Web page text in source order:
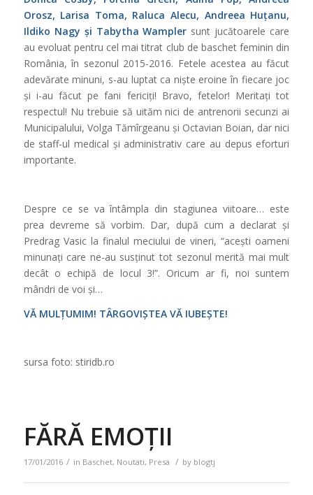
Orosz, Larisa Toma, Raluca Alecu, Andreea Huțanu,
Ildiko Nagy și Tabytha Wampler sunt jucătoarele care
au evoluat pentru cel mai titrat club de baschet feminin din
România, în sezonul 2015-2016. Fetele acestea au făcut
adevărate minuni, s-au luptat ca niște eroine în fiecare joc
și i-au făcut pe fani fericiți! Bravo, fetelor! Meritați tot
respectul! Nu trebuie să uităm nici de antrenorii secunzi ai
Municipalului, Volga Tămîrgeanu și Octavian Boian, dar nici
de staff-ul medical și administrativ care au depus eforturi
importante.
Despre ce se va întâmpla din stagiunea viitoare… este
prea devreme să vorbim. Dar, după cum a declarat și
Predrag Vasic la finalul meciului de vineri, “acești oameni
minunați care ne-au susținut tot sezonul merită mai mult
decât o echipă de locul 3!”. Oricum ar fi, noi suntem
mândri de voi și…
VĂ MULȚUMIM! TÂRGOVIȘTEA VĂ IUBEȘTE!
sursa foto: stiridb.ro
FĂRĂ EMOȚII
17/01/2016 / in Baschet, Noutati, Presa / by blogtj